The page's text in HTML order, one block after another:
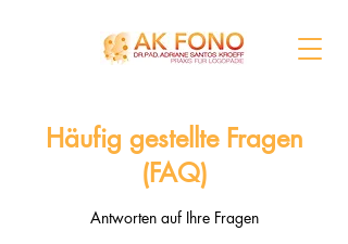
Häufig gestellte Fragen
(FAQ)
Antworten auf Ihre Fragen